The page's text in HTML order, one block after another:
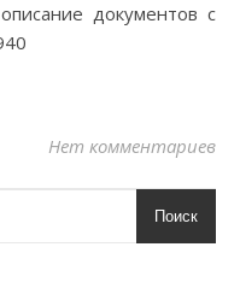
документов с
Нет комментариев
Поиск